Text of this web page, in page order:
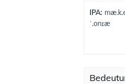
IPA:
ˈ.onɪæ